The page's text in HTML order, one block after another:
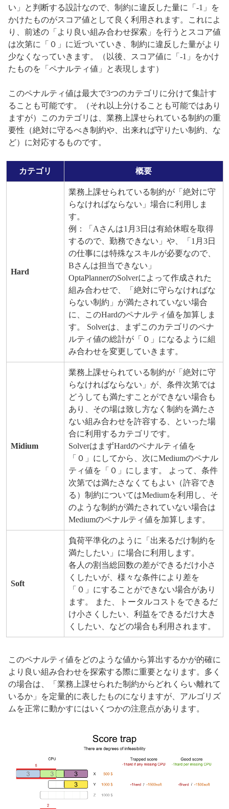
い」と判断する設計なので、制約に違反した量に「-1」を
かけたものがスコア値として良く利用されます。これによ
り、前述の「より良い組み合わせ探索」を行うとスコア値
は次第に「０」に近づいていき、制約に違反した量がより
少なくなっていきます。（以後、スコア値に「-1」をかけ
たものを「ペナルティ値」と表現します）
このペナルティ値は最大で3つのカテゴリに分けて集計す
ることも可能です。（それ以上分けることも可能ではあり
ますが）このカテゴリは、業務上課せられている制約の重
要性（絶対に守るべき制約や、出来れば守りたい制約、な
ど）に対応するものです。
カテゴリ 概要
Hard
業務上課せられている制約が「絶対に守
らなければならない」場合に利用しま
す。
例：「Aさんは1月3日は有給休暇を取得
するので、勤務できない」や、「1月3日
の仕事には特殊なスキルが必要なので、
Bさんは担当できない」
OptaPlannerのSolverによって作成された
組み合わせで、「絶対に守らなければな
らない制約」が満たされていない場合
に、このHardのペナルティ値を加算しま
す。 Solverは、まずこのカテゴリのペナ
ルティ値の総計が「０」になるように組
み合わせを変更していきます。
Midium
業務上課せられている制約が「絶対に守
らなければならない」が、条件次第では
どうしても満たすことができない場合も
あり、その場は致し方なく制約を満たさ
ない組み合わせを許容する、といった場
合に利用するカテゴリです。
SolverはまずHardのペナルティ値を
「０」にしてから、次にMediumのペナル
ティ値を「０」にします。 よって、条件
次第では満たさなくてもよい（許容でき
る）制約についてはMediumを利用し、そ
のような制約が満たされていない場合は
Mediumのペナルティ値を加算します。
Soft
負荷平準化のように「出来るだけ制約を
満たしたい」に場合に利用します。
各人の割当総回数の差ができるだけ小さ
くしたいが、様々な条件により差を
「０」にすることができない場合があり
ます。 また、トータルコストをできるだ
け小さくしたい、利益をできるだけ大き
くしたい、などの場合も利用されます。
このペナルティ値をどのような値から算出するかが的確に
より良い組み合わせを探索する際に重要となります。多く
の場合は、「業務上課せられた制約からどれくらい離れて
いるか」を定量的に表したものになりますが、アルゴリズ
ムを正常に動かすにはいくつかの注意点があります。